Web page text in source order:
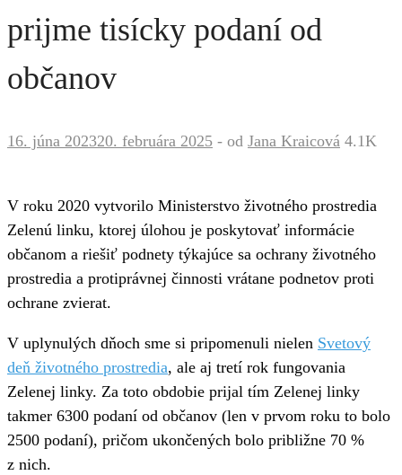
prijme tisícky podaní od
občanov
16. júna 202320. februára 2025 - od Jana Kraicová 4.1K
V roku 2020 vytvorilo Ministerstvo životného prostredia
Zelenú linku, ktorej úlohou je poskytovať informácie
občanom a riešiť podnety týkajúce sa ochrany životného
prostredia a protiprávnej činnosti vrátane podnetov proti
ochrane zvierat.
V uplynulých dňoch sme si pripomenuli nielen Svetový
deň životného prostredia, ale aj tretí rok fungovania
Zelenej linky. Za toto obdobie prijal tím Zelenej linky
takmer 6300 podaní od občanov (len v prvom roku to bolo
2500 podaní), pričom ukončených bolo približne 70 %
z nich.